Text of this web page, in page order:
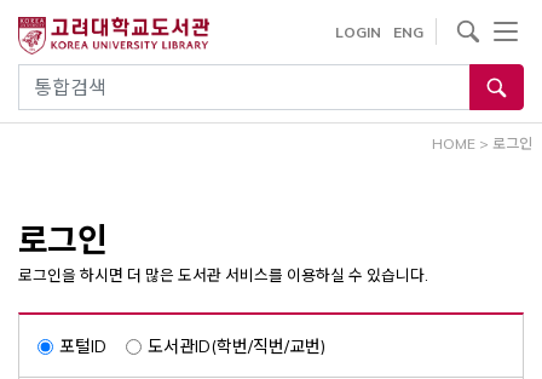
건
통합검색
LOGIN ENG
사이트내 검색
HOME > 로그인
로그인
로그인을 하시면 더 많은 도서관 서비스를 이용하실 수 있습니다.
포털ID 도서관ID(학번/직번/교번)